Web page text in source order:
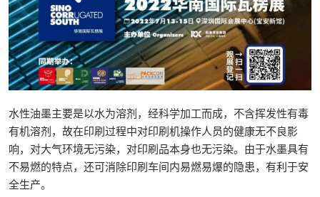
水性油墨主要是以水为溶剂，经科学加工而成，不含挥发性有毒
有机溶剂，故在印刷过程中对印刷机操作人员的健康无不良影
响，对大气环境无污染，对印刷品本身也无污染。由于水墨具有
不易燃的特点，还可消除印刷车间内易燃易爆的隐患，有利于安
全生产。